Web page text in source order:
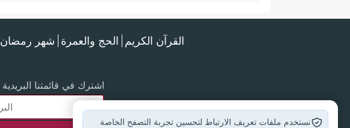
القرآن الكريم الحج والعمرة شهر رمضان
اشترك في قائمتنا البريدية
نستخدم ملفات تعريف الارتباط لتحسين تجربة التصفح الخاصة